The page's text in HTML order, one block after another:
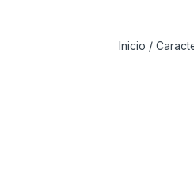
Inicio /